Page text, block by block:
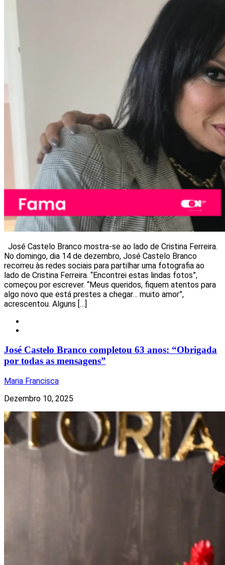
José Castelo Branco mostra-se ao lado de Cristina Ferreira.
No domingo, dia 14 de dezembro, José Castelo Branco
recorreu às redes sociais para partilhar uma fotografia ao
lado de Cristina Ferreira. “Encontrei estas lindas fotos”,
começou por escrever. “Meus queridos, fiquem atentos para
algo novo que está prestes a chegar… muito amor”,
acrescentou. Alguns […]
José Castelo Branco completou 63 anos: “Obrigada
por todas as mensagens”
Maria Francisca
Dezembro 10, 2025